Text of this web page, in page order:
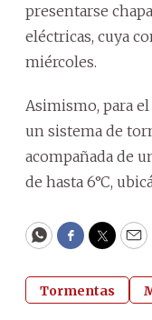
presentarse
eléctricas, cuya
miércoles.
Asimismo, para
un sistema de
acompañada de
de hasta 6°C,
WhatsApp
Facebook
Tormentas